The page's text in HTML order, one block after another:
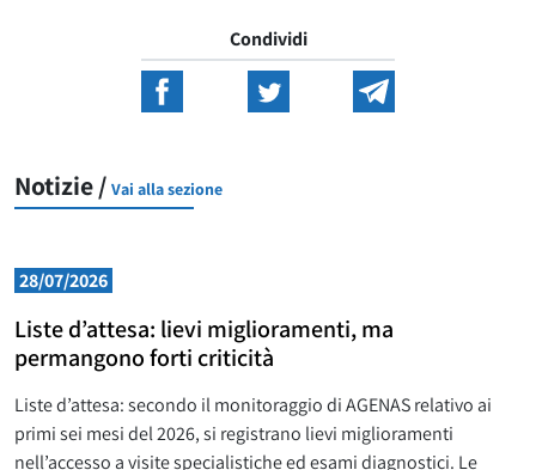
Condividi
Notizie / Vai alla sezione
28/07/2026
Liste d’attesa: lievi miglioramenti, ma
permangono forti criticità
Liste d’attesa: secondo il monitoraggio di AGENAS relativo ai
primi sei mesi del 2026, si registrano lievi miglioramenti
nell’accesso a visite specialistiche ed esami diagnostici. Le